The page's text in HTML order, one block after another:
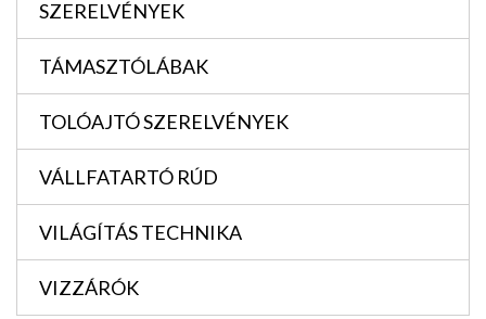
SZERELVÉNYEK
TÁMASZTÓLÁBAK
TOLÓAJTÓ SZERELVÉNYEK
VÁLLFATARTÓ RÚD
VILÁGÍTÁS TECHNIKA
VIZZÁRÓK